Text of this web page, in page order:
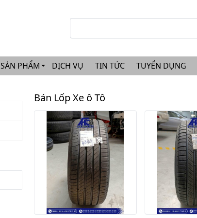
SẢN PHẨM DỊCH VỤ TIN TỨC TUYỂN DỤNG
Bán Lốp Xe ô Tô